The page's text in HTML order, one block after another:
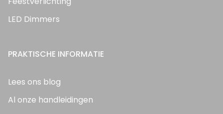
LED Dimmers
PRAKTISCHE INFORMATIE
Lees ons blog
Al onze handleidingen